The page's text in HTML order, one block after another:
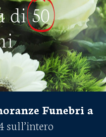
di50
Funebri a
sull’intero